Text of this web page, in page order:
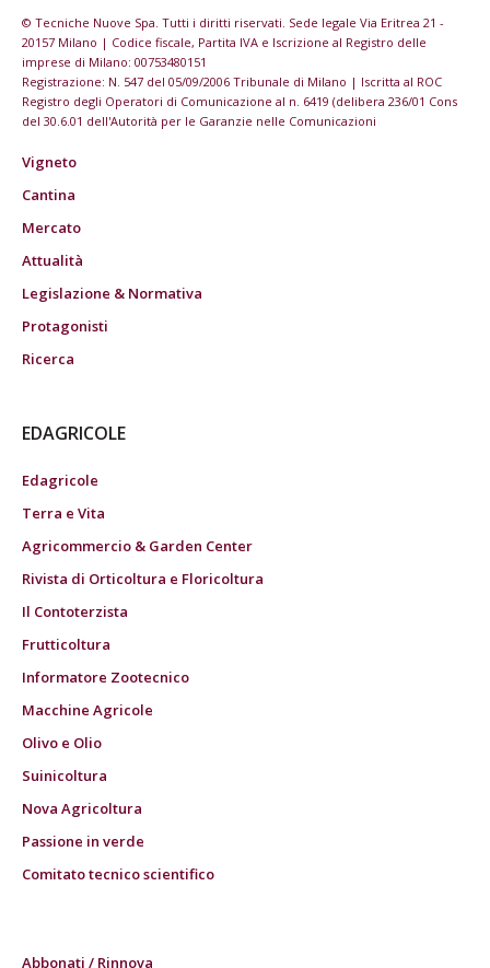
© Tecniche Nuove Spa. Tutti i diritti riservati. Sede legale Via Eritrea 21 -
20157 Milano | Codice fiscale, Partita IVA e Iscrizione al Registro delle
imprese di Milano: 00753480151
Registrazione: N. 547 del 05/09/2006 Tribunale di Milano | Iscritta al ROC
Registro degli Operatori di Comunicazione al n. 6419 (delibera 236/01 Cons
del 30.6.01 dell'Autorità per le Garanzie nelle Comunicazioni
Vigneto
Cantina
Mercato
Attualità
Legislazione & Normativa
Protagonisti
Ricerca
EDAGRICOLE
Edagricole
Terra e Vita
Agricommercio & Garden Center
Rivista di Orticoltura e Floricoltura
Il Contoterzista
Frutticoltura
Informatore Zootecnico
Macchine Agricole
Olivo e Olio
Suinicoltura
Nova Agricoltura
Passione in verde
Comitato tecnico scientifico
Abbonati / Rinnova